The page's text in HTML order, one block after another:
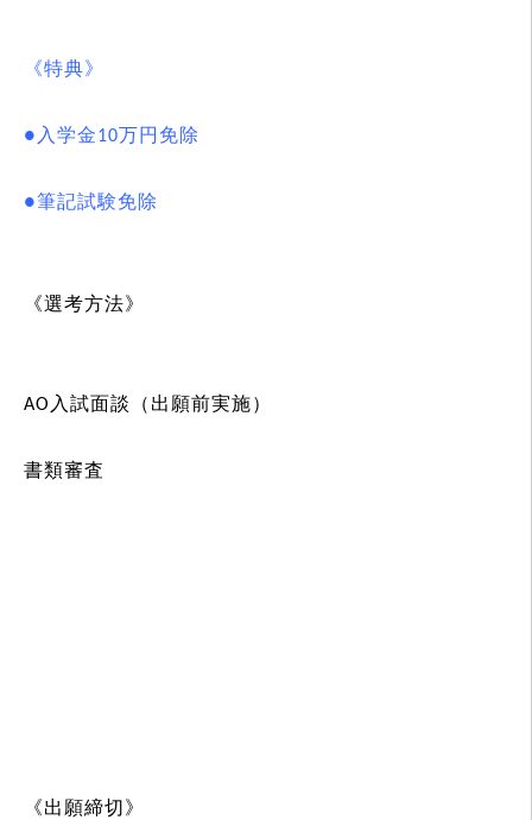
《特典》
●入学金10万円免除
●筆記試験免除
《選考方法》
AO入試面談（出願前実施）
書類審査
《出願締切》